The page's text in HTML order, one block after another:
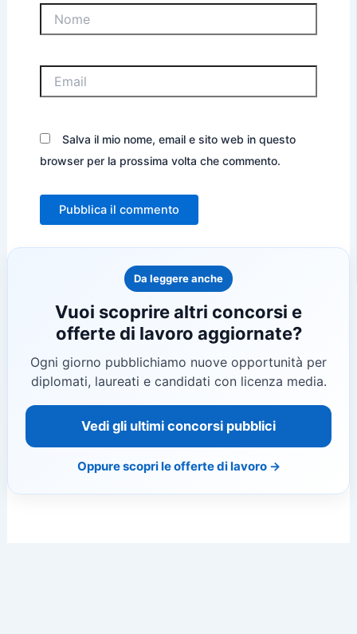
Salva il mio nome, email e sito web in questo
browser per la prossima volta che commento.
Da leggere anche
Vuoi scoprire altri concorsi e
offerte di lavoro aggiornate?
Ogni giorno pubblichiamo nuove opportunità per
diplomati, laureati e candidati con licenza media.
Vedi gli ultimi concorsi pubblici
Oppure scopri le offerte di lavoro →